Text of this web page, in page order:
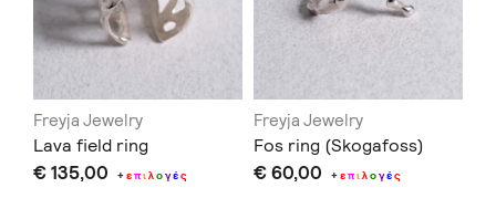
Freyja Jewelry
Lava field ring
€ 135,00 +επιλογές
Freyja Jewelry
Fos ring (Skogafoss)
€ 60,00 +επιλογές